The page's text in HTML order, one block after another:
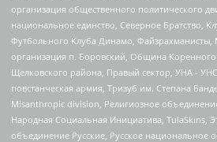
организация общественного политического
национальное единство, Северное Братство,
Футбольного Клуба Динамо, Файзрахманисты,
организация п. Боровский, Община Коренного
Щелковского района, Правый сектор, УНА -
повстанческая армия, Тризуб им. Степана
Misanthropic division, Религиозное
Народная Социальная Инициатива, TulaSkins,
объединение Русские, Русское национальное